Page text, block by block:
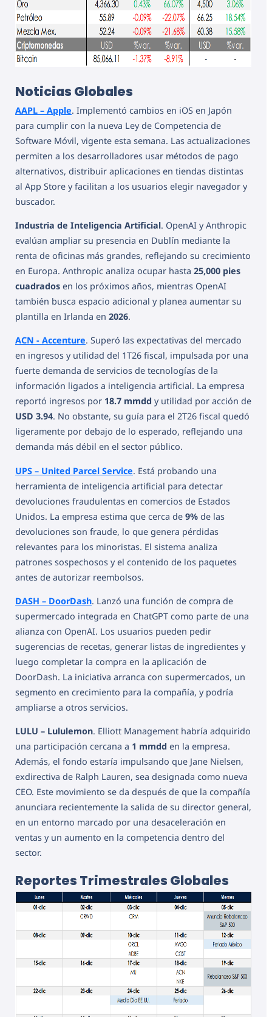
Noticias Globales
AAPL – Apple. Implementó cambios en iOS en Japón
para cumplir con la nueva Ley de Competencia de
Software Móvil, vigente esta semana. Las actualizaciones
permiten a los desarrolladores usar métodos de pago
alternativos, distribuir aplicaciones en tiendas distintas
al App Store y facilitan a los usuarios elegir navegador y
buscador.
Industria de Inteligencia Artificial. OpenAI y Anthropic
evalúan ampliar su presencia en Dublín mediante la
renta de oficinas más grandes, reflejando su crecimiento
en Europa. Anthropic analiza ocupar hasta 25,000 pies
cuadrados en los próximos años, mientras OpenAI
también busca espacio adicional y planea aumentar su
plantilla en Irlanda en 2026.
ACN - Accenture. Superó las expectativas del mercado
en ingresos y utilidad del 1T26 fiscal, impulsada por una
fuerte demanda de servicios de tecnologías de la
información ligados a inteligencia artificial. La empresa
reportó ingresos por 18.7 mmdd y utilidad por acción de
USD 3.94. No obstante, su guía para el 2T26 fiscal quedó
ligeramente por debajo de lo esperado, reflejando una
demanda más débil en el sector público.
UPS – United Parcel Service. Está probando una
herramienta de inteligencia artificial para detectar
devoluciones fraudulentas en comercios de Estados
Unidos. La empresa estima que cerca de 9% de las
devoluciones son fraude, lo que genera pérdidas
relevantes para los minoristas. El sistema analiza
patrones sospechosos y el contenido de los paquetes
antes de autorizar reembolsos.
DASH – DoorDash. Lanzó una función de compra de
supermercado integrada en ChatGPT como parte de una
alianza con OpenAI. Los usuarios pueden pedir
sugerencias de recetas, generar listas de ingredientes y
luego completar la compra en la aplicación de
DoorDash. La iniciativa arranca con supermercados, un
segmento en crecimiento para la compañía, y podría
ampliarse a otros servicios.
LULU – Lululemon. Elliott Management habría adquirido
una participación cercana a 1 mmdd en la empresa.
Además, el fondo estaría impulsando que Jane Nielsen,
exdirectiva de Ralph Lauren, sea designada como nueva
CEO. Este movimiento se da después de que la compañía
anunciara recientemente la salida de su director general,
en un entorno marcado por una desaceleración en
ventas y un aumento en la competencia dentro del
sector.
Reportes Trimestrales Globales